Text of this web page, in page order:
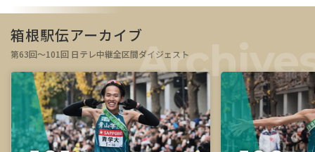
箱根駅伝アーカイブ
第63回～101回 日テレ中継全区間ダイジェスト